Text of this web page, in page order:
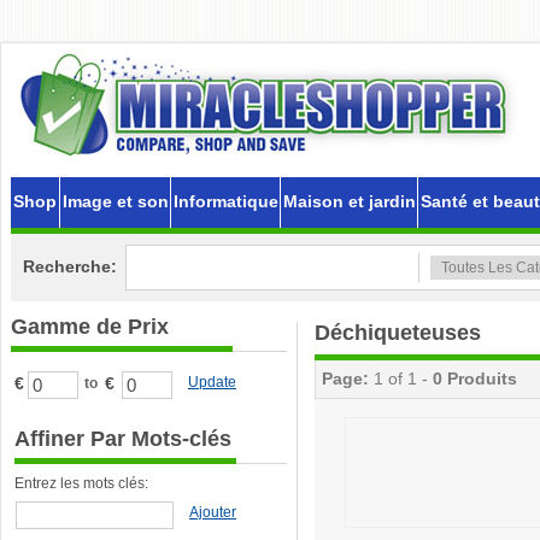
Shop Image et son Informatique Maison et jardin Santé et
Recherche:
Gamme de Prix
€ to € Update
Affiner Par Mots-clés
Entrez les mots clés:
Ajouter
Déchiqueteuses
Page: 1 of 1 - 0 Produits